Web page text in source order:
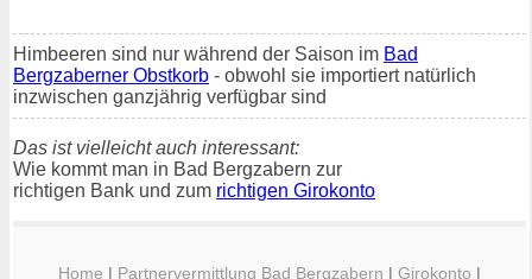
Himbeeren sind nur während der Saison im Bad
Bergzaberner Obstkorb - obwohl sie importiert natürlich
inzwischen ganzjährig verfügbar sind
Das ist vielleicht auch interessant:
Wie kommt man in Bad Bergzabern zur
richtigen Bank und zum richtigen Girokonto
Home | Partnervermittlung Bad Bergzabern | Girokonto |